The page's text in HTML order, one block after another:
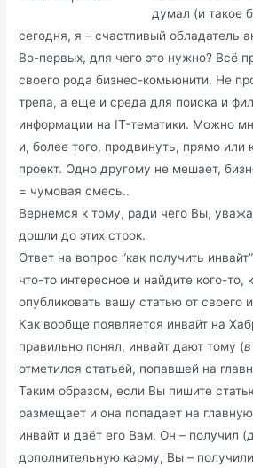
думал (и такое
сегодня, я – счастливый обладатель
Во-первых, для чего это нужно? Всё
своего рода бизнес-комьюнити. Не
трепа, а еще и среда для поиска и
информации на IT-тематики. Можно
и, более того, продвинуть, прямо или
проект. Одно другому не мешает,
= чумовая смесь..
Вернемся к тому, ради чего Вы,
дошли до этих строк.
Ответ на вопрос “как получить
что-то интересное и найдите кого-то,
опубликовать вашу статью от своего
Как вообще появляется инвайт на
правильно понял, инвайт дают тому (
отметился статьей, попавшей на
Таким образом, если Вы пишите
размещает и она попадает на
инвайт и даёт его Вам. Он – получил
дополнительную карму, Вы –